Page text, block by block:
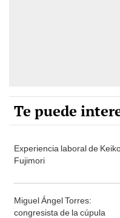
Te puede
Experiencia laboral de
Fujimori
Miguel Ángel Torres:
congresista de la cúpula